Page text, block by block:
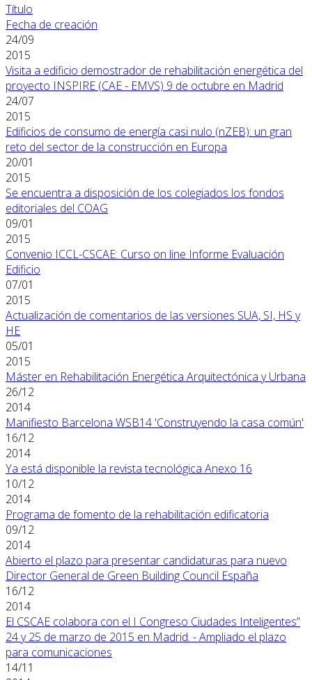
Título
Fecha de creación
24/09
2015
Visita a edificio demostrador de rehabilitación energética del
proyecto INSPIRE (CAE - EMVS) 9 de octubre en Madrid
24/07
2015
Edificios de consumo de energía casi nulo (nZEB): un gran
reto del sector de la construcción en Europa
20/01
2015
Se encuentra a disposición de los colegiados los fondos
editoriales del COAG
09/01
2015
Convenio ICCL-CSCAE: Curso on line Informe Evaluación
Edificio
07/01
2015
Actualización de comentarios de las versiones SUA, SI, HS y
HE
05/01
2015
Máster en Rehabilitación Energética Arquitectónica y Urbana
26/12
2014
Manifiesto Barcelona WSB14 'Construyendo la casa común'
16/12
2014
Ya está disponible la revista tecnológica Anexo 16
10/12
2014
Programa de fomento de la rehabilitación edificatoria
09/12
2014
Abierto el plazo para presentar candidaturas para nuevo
Director General de Green Building Council España
16/12
2014
El CSCAE colabora con el I Congreso Ciudades Inteligentes”
24 y 25 de marzo de 2015 en Madrid. - Ampliado el plazo
para comunicaciones
14/11